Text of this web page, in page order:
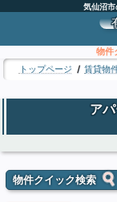
へ
ス
ョ
ン
気仙沼
物件
トップページ 賃貸物
ア
物件クイック検索